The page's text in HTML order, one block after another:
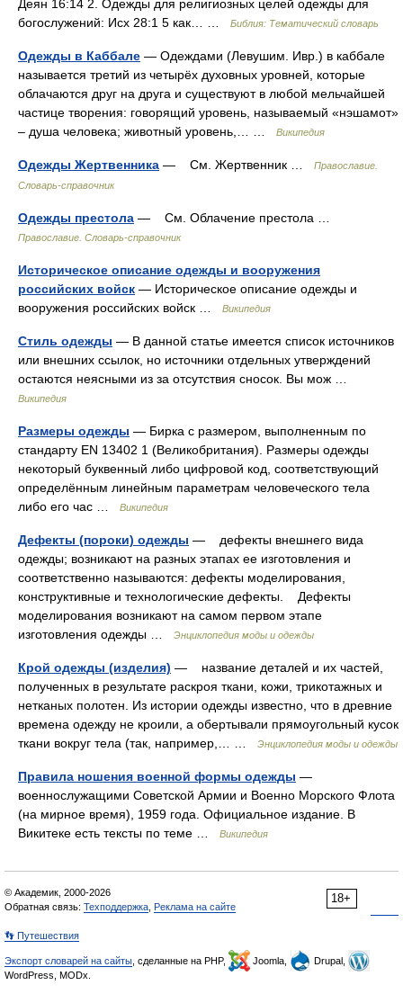
Деян 16:14 2. Одежды для религиозных целей одежды для
богослужений: Исх 28:1 5 как… …
Библия: Тематический словарь
Одежды в Каббале — Одеждами (Левушим. Ивр.) в каббале
называется третий из четырёх духовных уровней, которые
облачаются друг на друга и существуют в любой мельчайшей
частице творения: говорящий уровень, называемый «нэшамот»
– душа человека; животный уровень,… …
Википедия
Одежды Жертвенника — См. Жертвенник …
Православие.
Словарь-справочник
Одежды престола — См. Облачение престола …
Православие. Словарь-справочник
Историческое описание одежды и вооружения
российских войск — Историческое описание одежды и
вооружения российских войск …
Википедия
Стиль одежды — В данной статье имеется список источников
или внешних ссылок, но источники отдельных утверждений
остаются неясными из за отсутствия сносок. Вы мож …
Википедия
Размеры одежды — Бирка с размером, выполненным по
стандарту EN 13402 1 (Великобритания). Размеры одежды
некоторый буквенный либо цифровой код, соответствующий
определённым линейным параметрам человеческого тела
либо его час …
Википедия
Дефекты (пороки) одежды — дефекты внешнего вида
одежды; возникают на разных этапах ее изготовления и
соответственно называются: дефекты моделирования,
конструктивные и технологические дефекты. Дефекты
моделирования возникают на самом первом этапе
изготовления одежды …
Энциклопедия моды и одежды
Крой одежды (изделия) — название деталей и их частей,
полученных в результате раскроя ткани, кожи, трикотажных и
нетканых полотен. Из истории одежды известно, что в древние
времена одежду не кроили, а обертывали прямоугольный кусок
ткани вокруг тела (так, например,… …
Энциклопедия моды и одежды
Правила ношения военной формы одежды —
военнослужащими Советской Армии и Военно Морского Флота
(на мирное время), 1959 года. Официальное издание. В
Викитеке есть тексты по теме …
Википедия
18+
© Академик, 2000-2026
Обратная связь: Техподдержка Реклама на сайте
👣 Путешествия
Экспорт словарей на сайты , сделанные на PHP, Joomla,
Drupal,
WordPress, MODx.